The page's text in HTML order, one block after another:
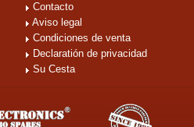
Contacto
Aviso legal
Condiciones de venta
Declaratión de privacidad
Su Cesta